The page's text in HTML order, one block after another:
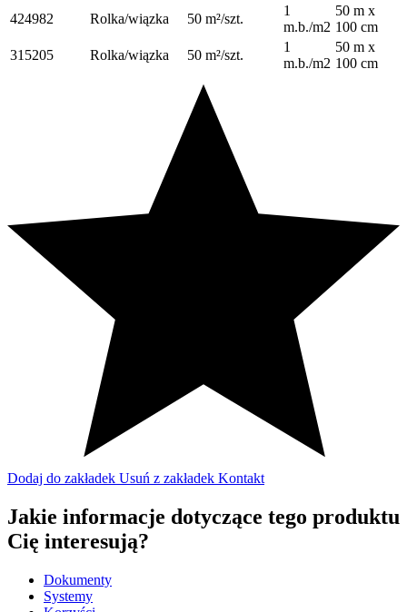
424982 Rolka/wiązka 50 m²/szt.
1
m.b./m2
50 m x
100 cm
315205
Rolka/wiązka 50 m²/szt.
1
m.b./m2
50 m x
100 cm
Dodaj do zakładek Usuń z zakładek Kontakt
Jakie informacje dotyczące tego produktu
Cię interesują?
Dokumenty
Systemy